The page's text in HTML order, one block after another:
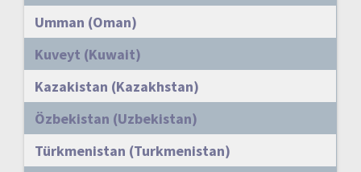
Umman (Oman)
Kuveyt (Kuwait)
Kazakistan (Kazakhstan)
Özbekistan (Uzbekistan)
Türkmenistan (Turkmenistan)